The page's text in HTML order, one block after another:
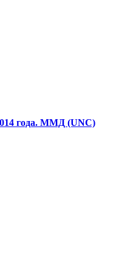
года. ММД (UNC)